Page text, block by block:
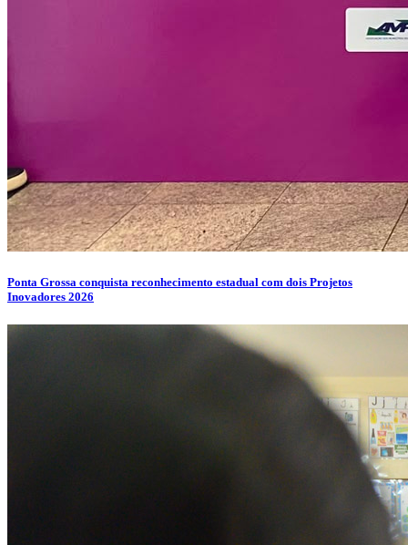
Ponta Grossa conquista reconhecimento estadual com dois Projetos
Inovadores 2026